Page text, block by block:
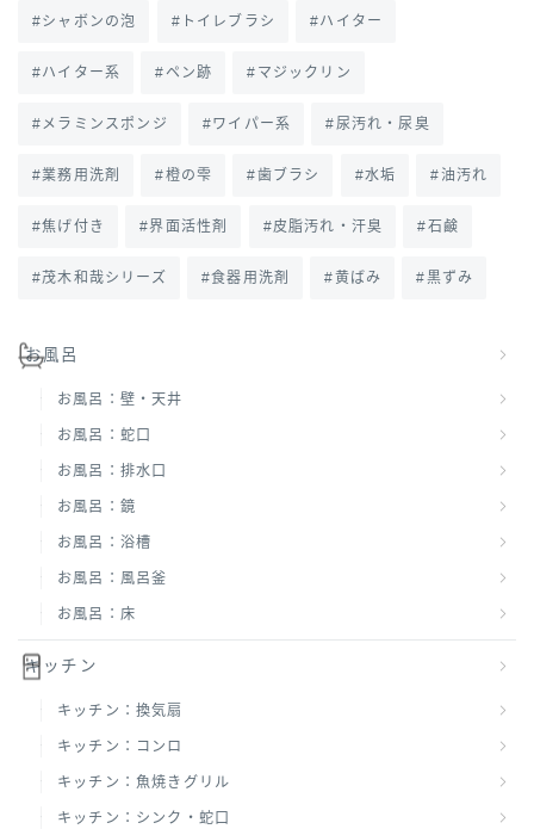
シャボンの泡 トイレブラシ ハイター
ハイター系 ペン跡 マジックリン
メラミンスポンジ ワイパー系 尿汚れ・尿臭
業務用洗剤 橙の雫 歯ブラシ 水垢 油汚れ
焦げ付き 界面活性剤 皮脂汚れ・汗臭 石鹸
茂木和哉シリーズ 食器用洗剤 黄ばみ 黒ずみ
お風呂
お風呂：壁・天井
お風呂：蛇口
お風呂：排水口
お風呂：鏡
お風呂：浴槽
お風呂：風呂釜
お風呂：床
キッチン
キッチン：換気扇
キッチン：コンロ
キッチン：魚焼きグリル
キッチン：シンク・蛇口